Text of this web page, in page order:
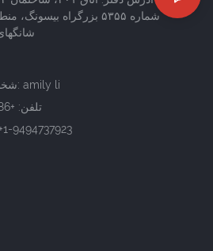
شماره ۵۳۵۵ بزرگراه
شانگهای،
شخص تماس با فرد: amily li
تلفن: +86-18501617016
9494737923